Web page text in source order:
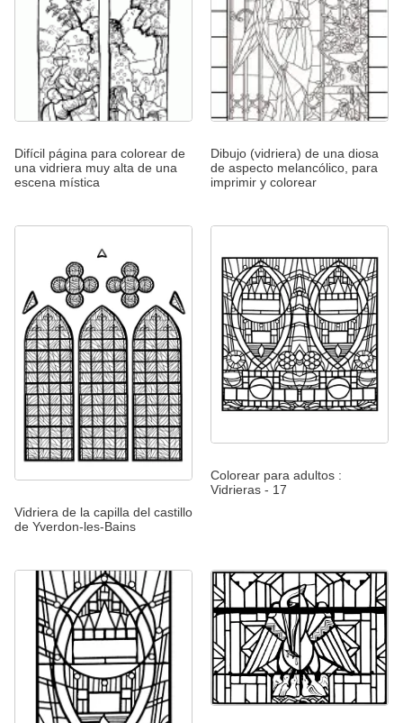
Difícil página para colorear de
una vidriera muy alta de una
escena mística
Dibujo (vidriera) de una diosa
de aspecto melancólico, para
imprimir y colorear
Vidriera de la capilla del castillo
de Yverdon-les-Bains
Colorear para adultos :
Vidrieras - 17